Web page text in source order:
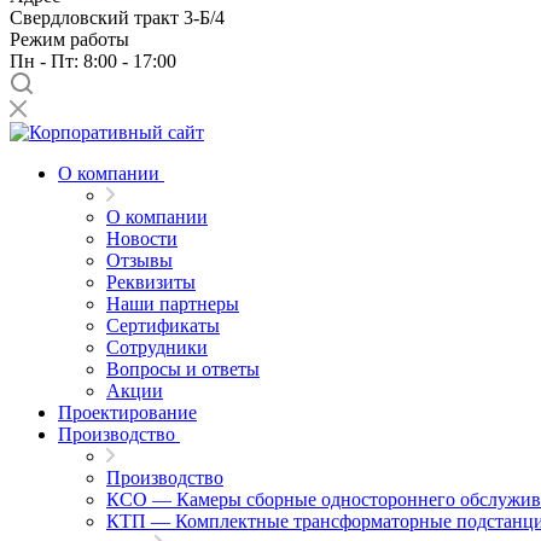
Свердловский тракт 3-Б/4
Режим работы
Пн - Пт: 8:00 - 17:00
О компании
О компании
Новости
Отзывы
Реквизиты
Наши партнеры
Сертификаты
Сотрудники
Вопросы и ответы
Акции
Проектирование
Производство
Производство
КСО — Камеры сборные одностороннего
КТП — Комплектные трансформаторные